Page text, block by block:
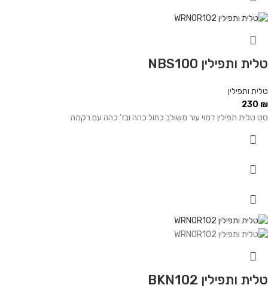
טלית ותפילין NBS100
טלית ותפילין
230 ₪
סט טלית תפילין דמוי עור משולב כחול כהה ובז' כהה עם רקמה
טלית ותפילין BKN102